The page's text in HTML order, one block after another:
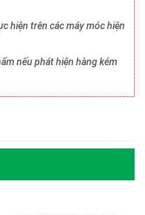
hiện trên các máy móc hiện
nếu phát hiện hàng kém